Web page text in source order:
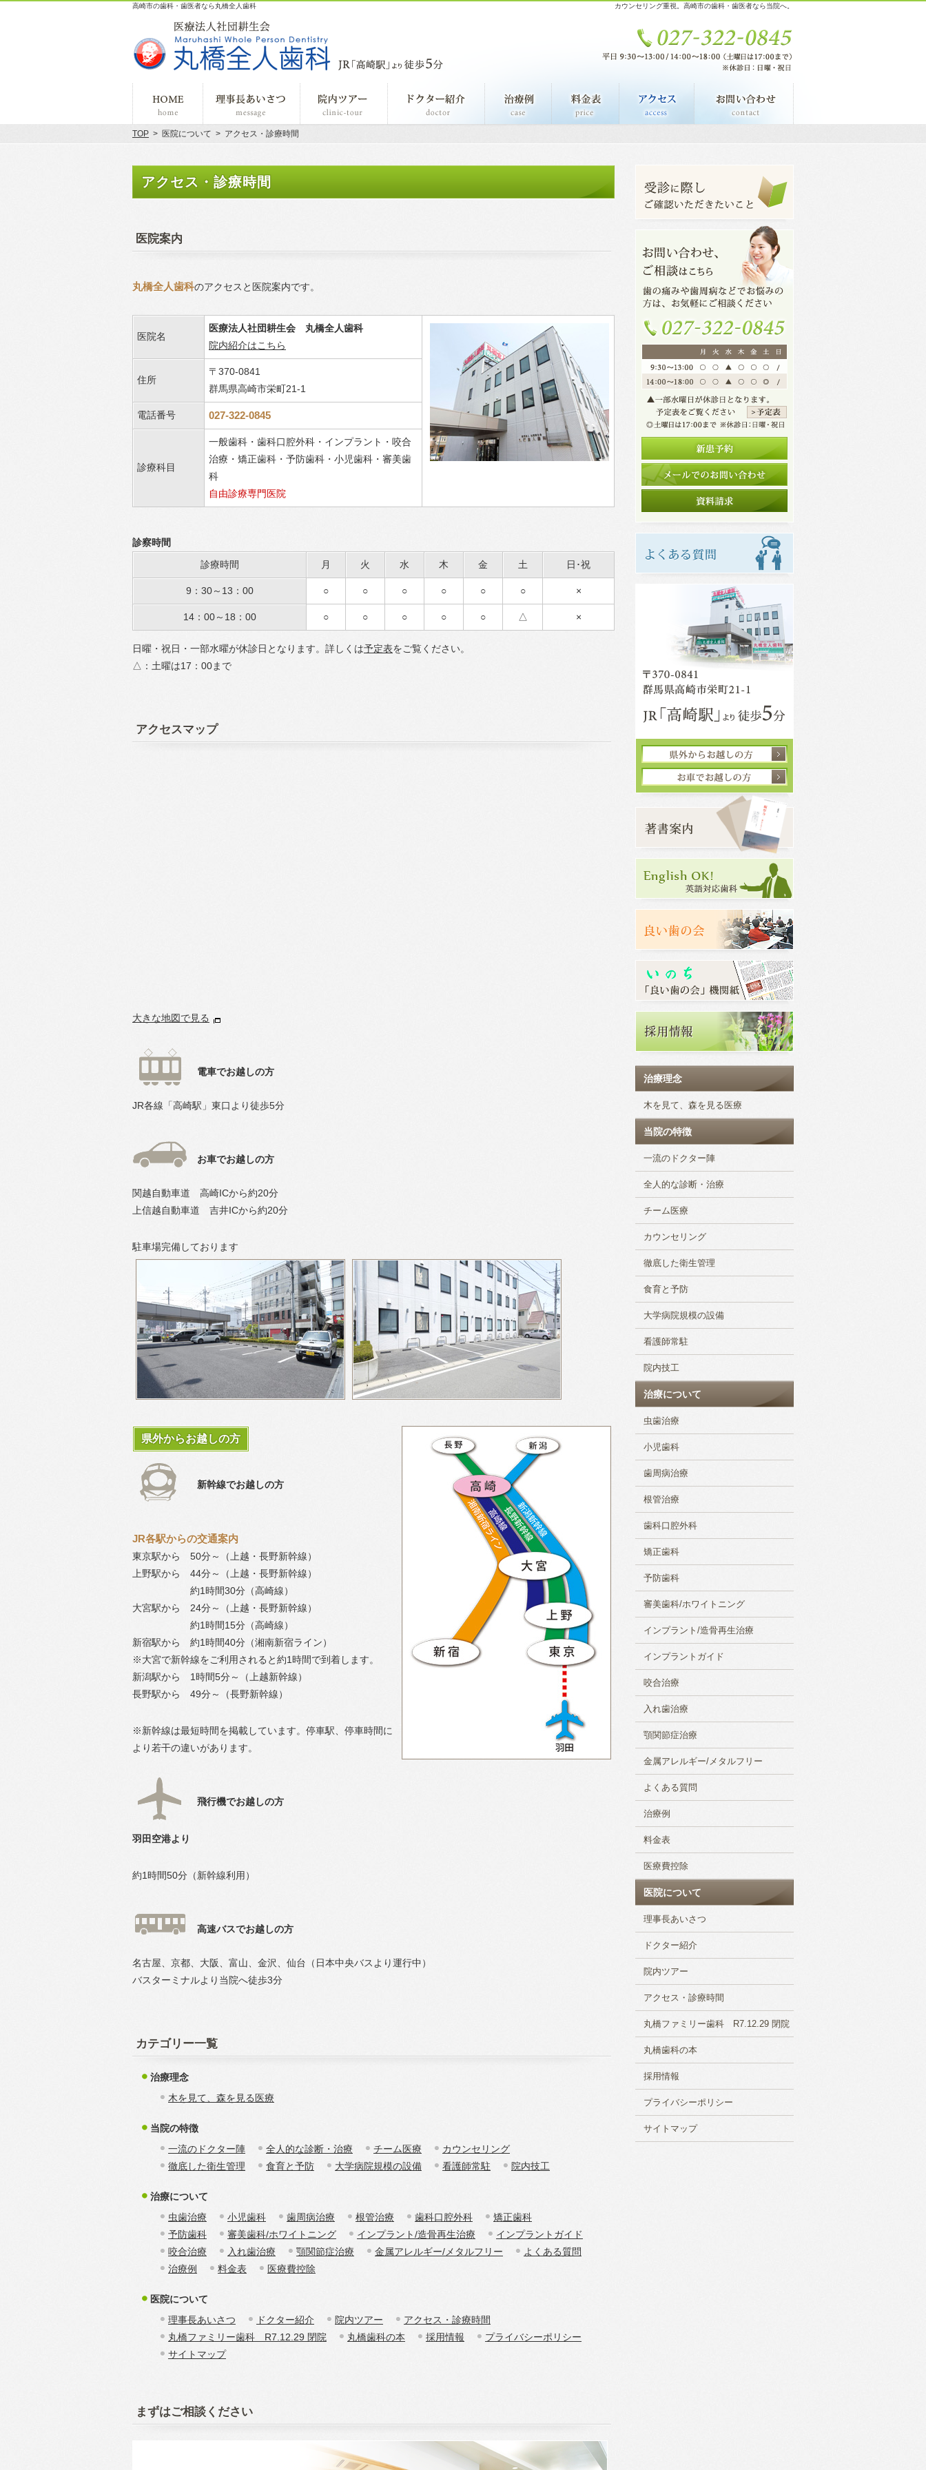
アクセス・診療時間
カウンセリング重視。高崎市の歯科・歯医者なら当院へ。
高崎市の歯科・歯医者なら丸橋全人歯科
医院案内
丸橋全人歯科のアクセスと医院案内です。
医院名
医療法人社団耕生会 丸橋全人歯科
院内紹介はこちら
住所
〒370-0841
群馬県高崎市栄町21-1
電話番号 027-322-0845
診療科目
一般歯科・歯科口腔外科・インプラント・咬合
治療・矯正歯科・予防歯科・小児歯科・審美歯
科
自由診療専門医院
診察時間
診療時間
月 火 水 木 金 土 日･祝
9：30～13：00 ○ ○ ○ ○ ○ ○ ×
14：00～18：00 ○ ○ ○ ○ ○ △ ×
日曜・祝日・一部水曜が休診日となります。詳しくは予定表をご覧ください。
△：土曜は17：00まで
アクセスマップ
大きな地図で見る
電車でお越しの方
JR各線「高崎駅」東口より徒歩5分
お車でお越しの方
関越自動車道 高崎ICから約20分
上信越自動車道 吉井ICから約20分
駐車場完備しております
県外からお越しの方
新幹線でお越しの方
JR各駅からの交通案内
東京駅から 50分～（上越・長野新幹線）
上野駅から 44分～（上越・長野新幹線）
約1時間30分（高崎線）
大宮駅から 24分～（上越・長野新幹線）
約1時間15分（高崎線）
新宿駅から 約1時間40分（湘南新宿ライン）
※大宮で新幹線をご利用されると約1時間で到着します。
新潟駅から 1時間5分～（上越新幹線）
長野駅から 49分～（長野新幹線）
※新幹線は最短時間を掲載しています。停車駅、停車時間に
より若干の違いがあります。
飛行機でお越しの方
羽田空港より
約1時間50分（新幹線利用）
高速バスでお越しの方
名古屋、京都、大阪、富山、金沢、仙台（日本中央バスより運行中）
バスターミナルより当院へ徒歩3分
カテゴリー一覧
治療理念
木を見て、森を見る医療
当院の特徴
一流のドクター陣
全人的な診断・治療 チーム医療
カウンセリング
徹底した衛生管理
食育と予防 大学病院規模の設備 看護師常駐 院内技工
治療について
虫歯治療
小児歯科 歯周病治療 根管治療 歯科口腔外科
矯正歯科
予防歯科
審美歯科/ホワイトニング インプラント/造骨再生治療
インプラントガイド
咬合治療
入れ歯治療 顎関節症治療 金属アレルギー/メタルフリー
よくある質問
治療例
料金表 医療費控除
医院について
理事長あいさつ
ドクター紹介 院内ツアー
アクセス・診療時間
丸橋ファミリー歯科 R7.12.29 閉院
丸橋歯科の本 採用情報
プライバシーポリシー
サイトマップ
まずはご相談ください
治療理念
木を見て、森を見る医療
当院の特徴
一流のドクター陣
全人的な診断・治療
チーム医療
カウンセリング
徹底した衛生管理
食育と予防
大学病院規模の設備
看護師常駐
院内技工
治療について
虫歯治療
小児歯科
歯周病治療
根管治療
歯科口腔外科
矯正歯科
予防歯科
審美歯科/ホワイトニング
インプラント/造骨再生治療
インプラントガイド
咬合治療
入れ歯治療
顎関節症治療
金属アレルギー/メタルフリー
よくある質問
治療例
料金表
医療費控除
医院について
理事長あいさつ
ドクター紹介
院内ツアー
アクセス・診療時間
丸橋ファミリー歯科 R7.12.29 閉院
丸橋歯科の本
採用情報
プライバシーポリシー
サイトマップ
TOP > 医院について > アクセス・診療時間